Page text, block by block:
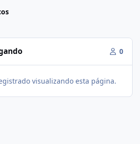
0
visualizando esta página.